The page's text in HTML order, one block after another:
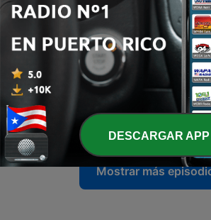
7398 - Ein Frauenleben nach dem Krieg
unerwünschte Liebe
04 ago. 2026
7397 -
Die Erfindung des Kindergartens
Bewegung die Kindheit neu dachte
04 ago. 2026
Mostrar más
DESCARGAR APP